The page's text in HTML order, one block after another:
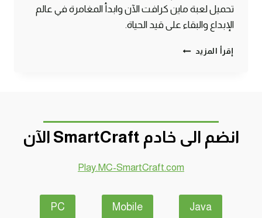
تحميل لعبة ماين كرافت الآن وابدأ المغامرة في عالم
الإبداع والبقاء على قيد الحياة.
إقرأ المزيد تحميل
سهولة
انضم الى خادم SmartCraft الآن
Play.MC-SmartCraft.com
Java
Mobile
PC